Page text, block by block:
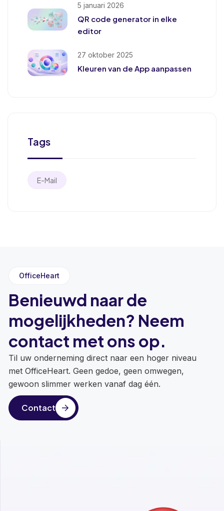
5 januari 2026
QR code generator in elke
editor
27 oktober 2025
Kleuren van de App aanpassen
Tags
E-Mail
OfficeHeart
Benieuwd naar de
mogelijkheden? Neem
contact met ons op.
Til uw onderneming direct naar een hoger niveau
met OfficeHeart. Geen gedoe, geen omwegen,
gewoon slimmer werken vanaf dag één.
Contact